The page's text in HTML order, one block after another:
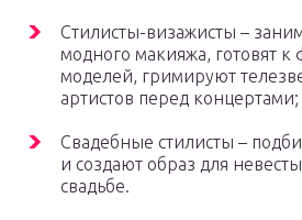
Стилисты-визажисты –
модного макияжа, готовят к
моделей, гримируют
артистов перед концертами;
Свадебные стилисты –
и создают образ для
свадьбе.